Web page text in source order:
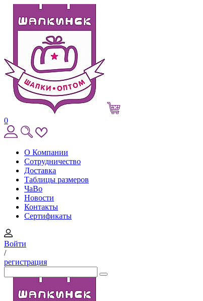
0
О Компании
Сотрудничество
Доставка
Таблицы размеров
ЧаВо
Новости
Контакты
Сертификаты
Войти
/
регистрация